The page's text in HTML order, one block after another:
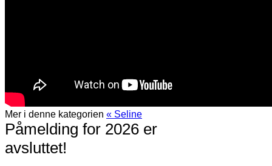
Mer i denne kategorien « Seline
Påmelding for 2026 er
avsluttet!